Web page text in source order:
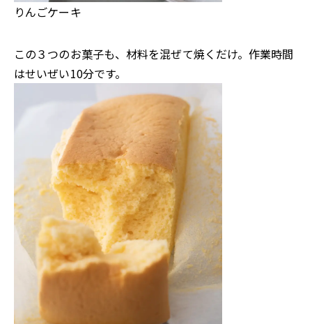
りんごケーキ
この３つのお菓子も、材料を混ぜて焼くだけ。作業時間
はせいぜい10分です。